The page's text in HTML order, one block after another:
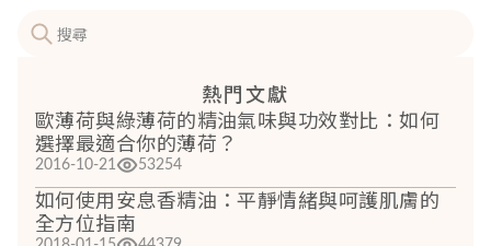
熱門文獻
歐薄荷與綠薄荷的精油氣味與功效對比：如何
選擇最適合你的薄荷？
2016-10-21 53254
如何使用安息香精油：平靜情緒與呵護肌膚的
全方位指南